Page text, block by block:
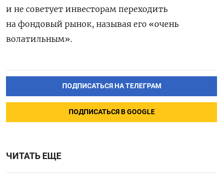
и не советует инвесторам переходить
на фондовый рынок, называя его «очень
волатильным».
ПОДПИСАТЬСЯ НА ТЕЛЕГРАМ
ПОДПИСАТЬСЯ В GOOGLE
ЧИТАТЬ ЕЩЕ